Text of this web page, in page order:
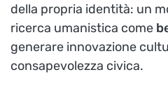
della propria identità: un
ricerca umanistica come
generare innovazione
consapevolezza civica.